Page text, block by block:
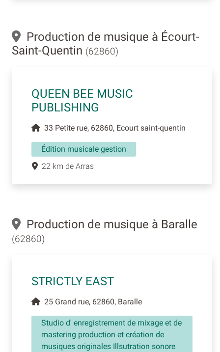
Production de musique à Écourt-
Saint-Quentin (62860)
QUEEN BEE MUSIC
PUBLISHING
33 Petite rue, 62860, Ecourt saint-quentin
Édition musicale gestion
22 km de Arras
Production de musique à Baralle
(62860)
STRICTLY EAST
25 Grand rue, 62860, Baralle
Studio d' enregistrement de mixage et de
mastering production et création de
musiques originales Illsutration sonore